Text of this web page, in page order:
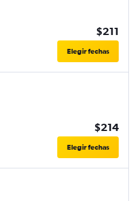
$211
Elegir fechas
$214
Elegir fechas